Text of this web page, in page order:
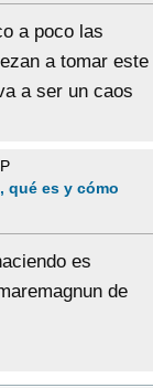
a poco las
a tomar este
a ser un caos
qué es y cómo
es
de